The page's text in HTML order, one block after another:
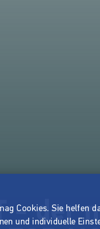
- der
Cookies. Sie helfen
und individuelle